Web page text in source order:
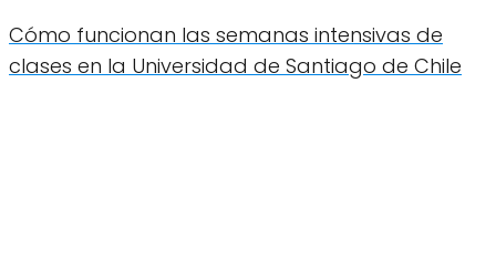
Cómo funcionan las semanas intensivas de
clases en la Universidad de Santiago de Chile